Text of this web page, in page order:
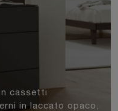
cassetti
in laccato opaco,